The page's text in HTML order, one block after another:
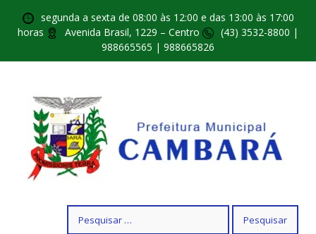
segunda a sexta de 08:00 às 12:00 e das 13:00 às 17:00
horas
Avenida Brasil, 1229 – Centro
(43) 3532-8800 |
988665565 | 988665826
por: